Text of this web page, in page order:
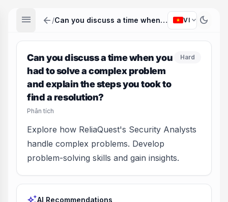
menu arrow_back / Can you discuss a time when you had to solve a complex problem and explain the steps you took to find a resolution? VI expand_more dark_mode
Can you discuss a time when you
had to solve a complex problem
and explain the steps you took to
find a resolution?
Phân tích
Hard
Explore how ReliaQuest's Security Analysts
handle complex problems. Develop
problem-solving skills and gain insights.
AI Recommendations